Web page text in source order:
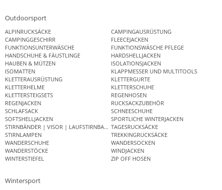
Outdoorsport
ALPINRUCKSÄCKE
CAMPINGAUSRÜSTUNG
CAMPINGGESCHIRR
FLEECEJACKEN
FUNKTIONSUNTERWÄSCHE
FUNKTIONSWÄSCHE PFLEGE
HANDSCHUHE & FÄUSTLINGE
HARDSHELLJACKEN
HAUBEN & MÜTZEN
ISOLATIONSJACKEN
ISOMATTEN
KLAPPMESSER UND MULTITOOLS
KLETTERAUSRÜSTUNG
KLETTERGURTE
KLETTERHELME
KLETTERSCHUHE
KLETTERSTEIGSETS
REGENHOSEN
REGENJACKEN
RUCKSACKZUBEHÖR
SCHLAFSACK
SCHNEESCHUHE
SOFTSHELLJACKEN
SPORTLICHE WINTERJACKEN
STIRNBÄNDER | VISOR | LAUFSTIRNBANDTAGESRUCKSÄCKE
STIRNLAMPEN
TREKKINGRUCKSÄCKE
WANDERSCHUHE
WANDERSOCKEN
WANDERSTÖCKE
WINDJACKEN
WINTERSTIEFEL
ZIP OFF HOSEN
Wintersport